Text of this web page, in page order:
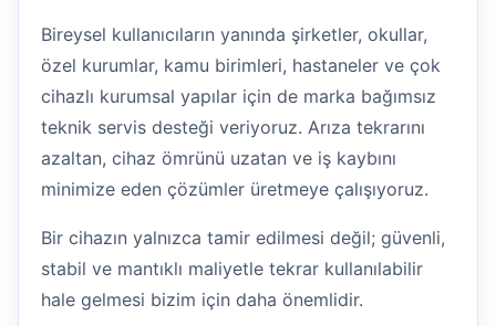
Bireysel kullanıcıların yanında şirketler, okullar,
özel kurumlar, kamu birimleri, hastaneler ve çok
cihazlı kurumsal yapılar için de marka bağımsız
teknik servis desteği veriyoruz. Arıza tekrarını
azaltan, cihaz ömrünü uzatan ve iş kaybını
minimize eden çözümler üretmeye çalışıyoruz.
Bir cihazın yalnızca tamir edilmesi değil; güvenli,
stabil ve mantıklı maliyetle tekrar kullanılabilir
hale gelmesi bizim için daha önemlidir.